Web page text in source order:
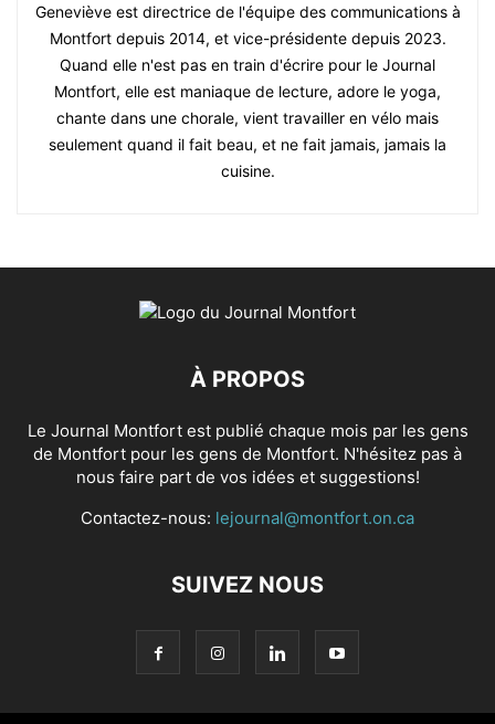
Geneviève est directrice de l'équipe des communications à
Montfort depuis 2014, et vice-présidente depuis 2023.
Quand elle n'est pas en train d'écrire pour le Journal
Montfort, elle est maniaque de lecture, adore le yoga,
chante dans une chorale, vient travailler en vélo mais
seulement quand il fait beau, et ne fait jamais, jamais la
cuisine.
À PROPOS
Le Journal Montfort est publié chaque mois par les gens
de Montfort pour les gens de Montfort. N'hésitez pas à
nous faire part de vos idées et suggestions!
Contactez-nous: lejournal@montfort.on.ca
SUIVEZ NOUS